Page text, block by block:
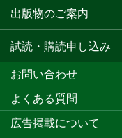
出版物のご案内
試読・購読申し込み
お問い合わせ
よくある質問
広告掲載について